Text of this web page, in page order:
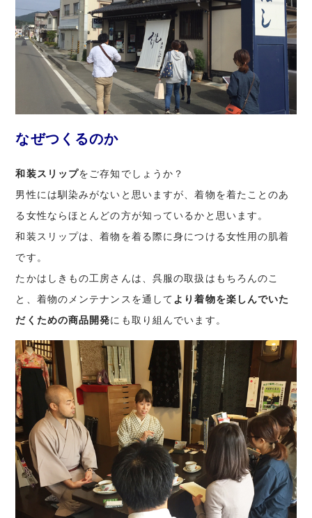
なぜつくるのか
和装スリップをご存知でしょうか？
男性には馴染みがないと思いますが、着物を着たことのあ
る女性ならほとんどの方が知っているかと思います。
和装スリップは、着物を着る際に身につける女性用の肌着
です。
たかはしきもの工房さんは、呉服の取扱はもちろんのこ
と、着物のメンテナンスを通して より着物を楽しんでいた
だくための商品開発にも取り組んでいます。